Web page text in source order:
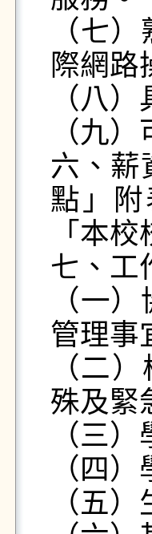
（七
際網路
（八
（九
六、薪
點」
「本
七、工
（一
管理事
（二
殊及緊
（三
（四
（五